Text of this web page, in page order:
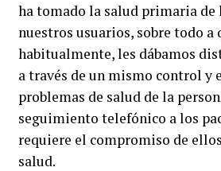
ha tomado la salud primaria de
nuestros usuarios, sobre todo a
habitualmente, les dábamos
a través de un mismo control y
problemas de salud de la
seguimiento telefónico a los
requiere el compromiso de
salud.